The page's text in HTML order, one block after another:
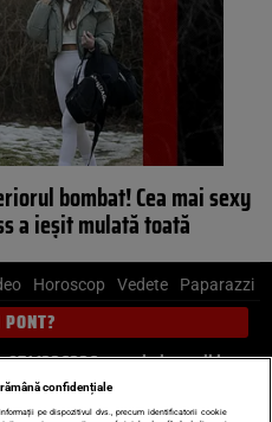
bombat! Cea mai sexy
a ieșit mulată toată
Horoscop Vedete Paparazzi
0741226226 sau trimite mail la
rămână confidențiale
pe dispozitivul dvs., precum identificatorii cookie